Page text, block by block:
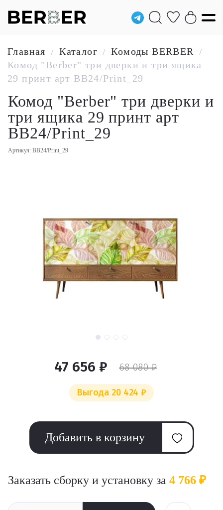
Главная / Каталог / Комоды BERBER /
Комод "Berber" три дверки и три ящика
29 принт арт BB24/Print_29
Комод "Berber" три дверки и
три ящика 29 принт арт
BB24/Print_29
Артикул: BB24/Print_29
47 656 ₽ 68 080 ₽
Выгода 20 424 ₽
Добавить в корзину
Заказать сборку и установку за 4 766 ₽